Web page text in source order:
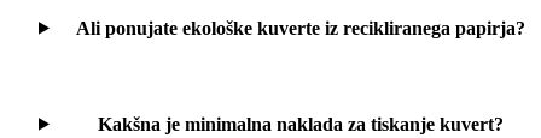
Ali ponujate ekološke kuverte iz recikliranega papirja?
Kakšna je minimalna naklada za tiskanje kuvert?